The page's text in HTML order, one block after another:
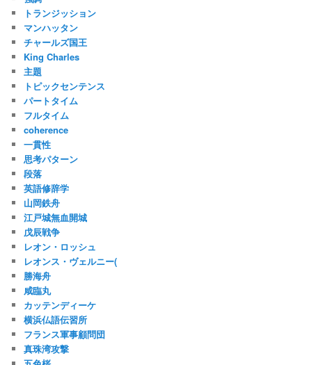
トランジッション
マンハッタン
チャールズ国王
King Charles
主題
トピックセンテンス
パートタイム
フルタイム
coherence
一貫性
思考パターン
段落
英語修辞学
山岡鉄舟
江戸城無血開城
戊辰戦争
レオン・ロッシュ
レオンス・ヴェルニー(
勝海舟
咸臨丸
カッテンディーケ
横浜仏語伝習所
フランス軍事顧問団
真珠湾攻撃